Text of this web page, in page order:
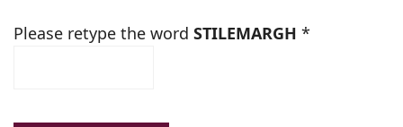
Please retype the word STILEMARGH *